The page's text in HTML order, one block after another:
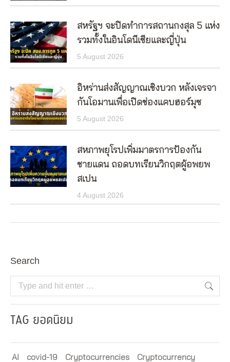
สหรัฐฯ จะปิดทำการสถานกงสุล 5 แห่ง
รวมทั้งในอินโดนีเซียและญี่ปุ่น
5 August 2026
อิหร่านส่งสัญญาณเชิงบวก หลังเจรจา
กันโอมานเพื่อเปิดช่องแคบฮอร์มุซ
5 August 2026
สหภาพยุโรปเพิ่มมาตรการป้องกัน
ชายแดน ถอดบทเรียนวิกฤตผู้อพยพ
สเปน
4 August 2026
Search
Search:
TAG ยอดนิยม
AI covid-19 Cryptocurrencies
Cryptocurrency